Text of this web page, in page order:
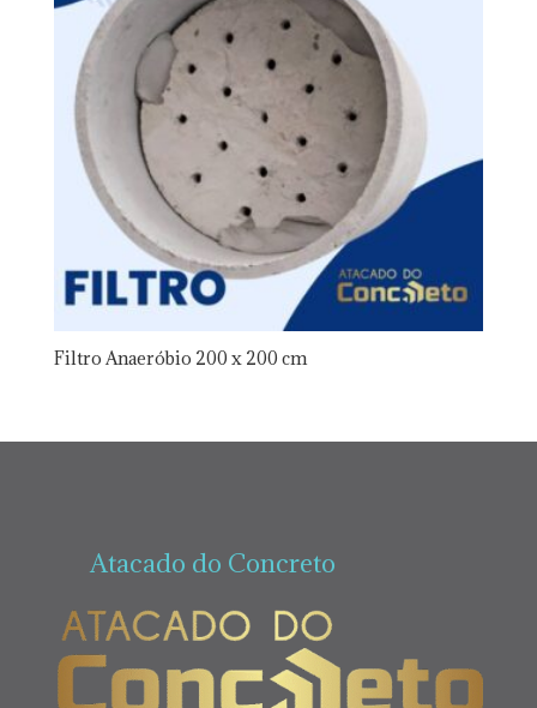
Filtro Anaeróbio 200 x 200 cm
Atacado do Concreto